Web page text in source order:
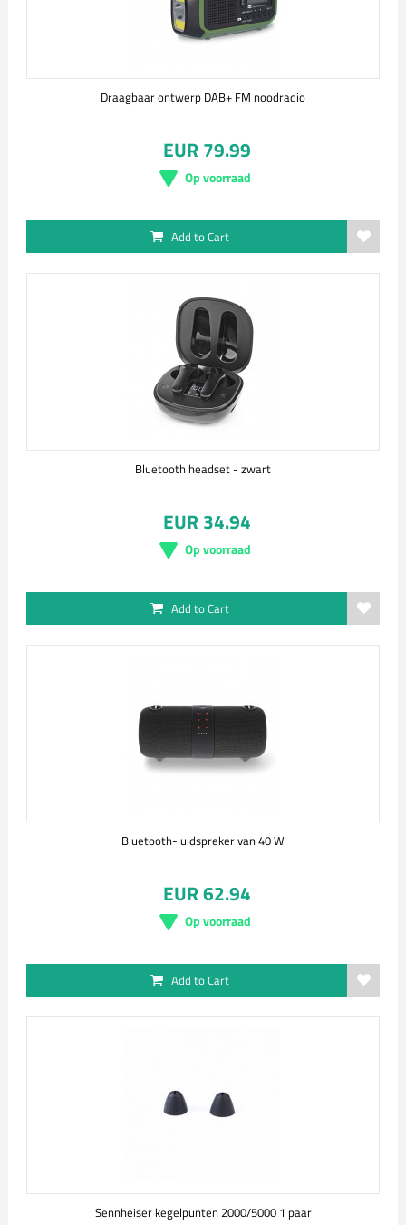
Draagbaar ontwerp DAB+ FM noodradio
EUR 79.99
Op voorraad
Add to Cart
Bluetooth headset - zwart
EUR 34.94
Op voorraad
Add to Cart
Bluetooth-luidspreker van 40 W
EUR 62.94
Op voorraad
Add to Cart
Sennheiser kegelpunten 2000/5000 1 paar